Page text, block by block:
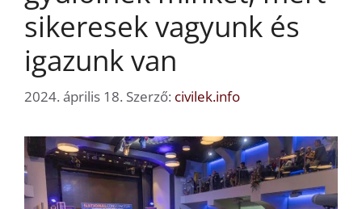
sikeresek vagyunk és
igazunk van
2024. április 18. Szerző: civilek.info